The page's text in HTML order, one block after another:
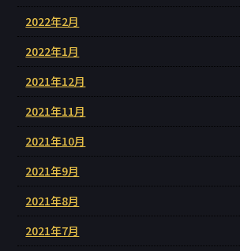
2022年2月
2022年1月
2021年12月
2021年11月
2021年10月
2021年9月
2021年8月
2021年7月